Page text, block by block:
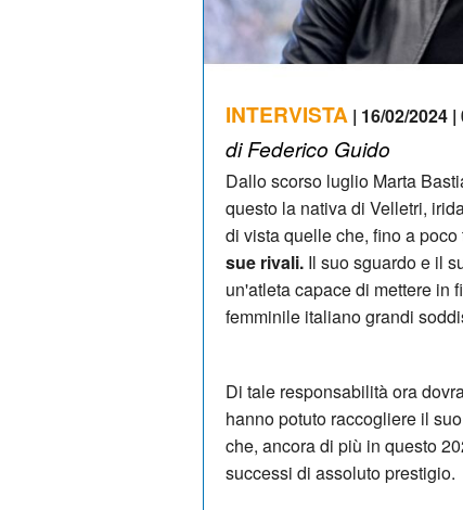
INTERVISTA | 16/02/2024 |
di Federico Guido
Dallo scorso luglio Marta
questo la nativa di Velletri,
di vista quelle che, fino a poco
sue rivali. Il suo sguardo e il
un'atleta capace di mettere in
femminile italiano grandi
Di tale responsabilità ora
hanno potuto raccogliere il
che, ancora di più in questo
successi di assoluto prestigio.